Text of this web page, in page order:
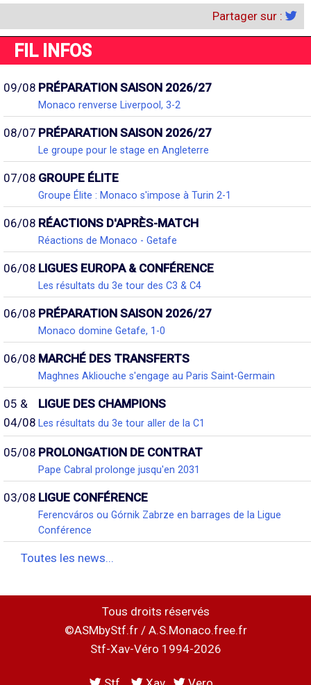
Partager sur :
FIL INFOS
09/08 PRÉPARATION SAISON 2026/27
Monaco renverse Liverpool, 3-2
08/07 PRÉPARATION SAISON 2026/27
Le groupe pour le stage en Angleterre
07/08 GROUPE ÉLITE
Groupe Élite : Monaco s'impose à Turin 2-1
06/08 RÉACTIONS D'APRÈS-MATCH
Réactions de Monaco - Getafe
06/08 LIGUES EUROPA & CONFÉRENCE
Les résultats du 3e tour des C3 & C4
06/08 PRÉPARATION SAISON 2026/27
Monaco domine Getafe, 1-0
06/08 MARCHÉ DES TRANSFERTS
Maghnes Akliouche s'engage au Paris Saint-Germain
05 &
04/08
LIGUE DES CHAMPIONS
Les résultats du 3e tour aller de la C1
05/08 PROLONGATION DE CONTRAT
Pape Cabral prolonge jusqu'en 2031
03/08 LIGUE CONFÉRENCE
Ferencváros ou Górnik Zabrze en barrages de la Ligue
Conférence
Toutes les news...
Tous droits réservés
©ASMbyStf.fr / A.S.Monaco.free.fr
Stf-Xav-Véro 1994-2026